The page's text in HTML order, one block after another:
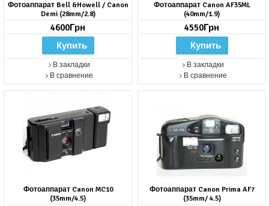
Фотоаппарат Bell &Howell / Canon
Demi (28mm/2.8)
4600Грн
В закладки
В сравнение
Фотоаппарат Canon AF35ML
(40mm/1.9)
4550Грн
В закладки
В сравнение
Фотоаппарат Canon MC10
(35mm/4.5)
Фотоаппарат Canon Prima AF7
(35mm/ 4.5)